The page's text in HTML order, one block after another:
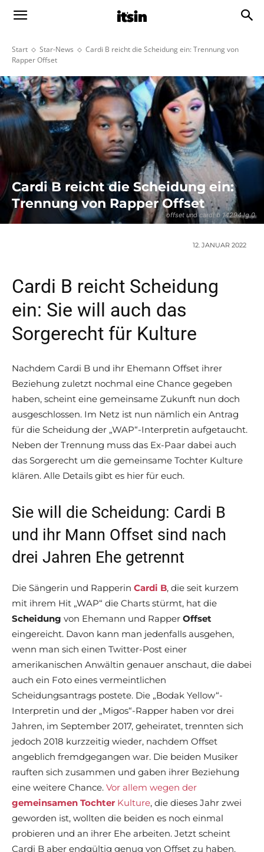
Start Star-News
Cardi B reicht die Scheidung ein: Trennung von
Rapper Offset
offset und cardi b 14294 lg 0
Cardi B reicht die Scheidung ein:
Trennung von Rapper Offset
12. JANUAR 2022
Cardi B reicht Scheidung
ein: Sie will auch das
Sorgerecht für Kulture
Nachdem Cardi B und ihr Ehemann Offset ihrer
Beziehung zuletzt nochmal eine Chance gegeben
haben, scheint eine gemeinsame Zukunft nun doch
ausgeschlossen. Im Netz ist nun nämlich ein Antrag
für die Scheidung der „WAP“-Interpretin aufgetaucht.
Neben der Trennung muss das Ex-Paar dabei auch
das Sorgerecht um die gemeinsame Tochter Kulture
klären. Alle Details gibt es hier für euch.
Sie will die Scheidung: Cardi B
und ihr Mann Offset sind nach
drei Jahren Ehe getrennt
Die Sängerin und Rapperin Cardi B, die seit kurzem
mit ihrem Hit „WAP“ die Charts stürmt, hat die
Scheidung von Ehemann und Rapper Offset
eingereicht. Davon kann man jedenfalls ausgehen,
wenn man sich einen Twitter-Post einer
amerikanischen Anwältin genauer anschaut, die dabei
auch ein Foto eines vermeintlichen
Scheidungsantrags postete. Die „Bodak Yellow“-
Interpretin und der „Migos“-Rapper haben vor drei
Jahren, im September 2017, geheiratet, trennten sich
jedoch 2018 kurzzeitig wieder, nachdem Offset
angeblich fremdgegangen war. Die beiden Musiker
rauften sich zusammen und gaben ihrer Beziehung
eine weitere Chance. Vor allem wegen der
gemeinsamen Tochter Kulture, die dieses Jahr zwei
geworden ist, wollten die beiden es noch einmal
probieren und an ihrer Ehe arbeiten. Jetzt scheint
Cardi B aber endgültig genug von Offset zu haben.